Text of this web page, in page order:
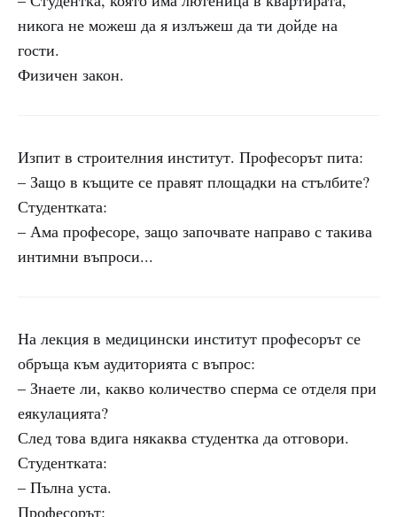
никога не можеш да я излъжеш да ти дойде на
гости.
Физичен закон.
Изпит в строителния институт. Професорът пита:
– Защо в къщите се правят площадки на стълбите?
Студентката:
– Ама професоре, защо започвате направо с такива
интимни въпроси...
На лекция в медицински институт професорът се
обръща към аудиторията с въпрос:
– Знаете ли, какво количество сперма се отделя при
еякулацията?
След това вдига някаква студентка да отговори.
Студентката:
– Пълна уста.
Професорът: